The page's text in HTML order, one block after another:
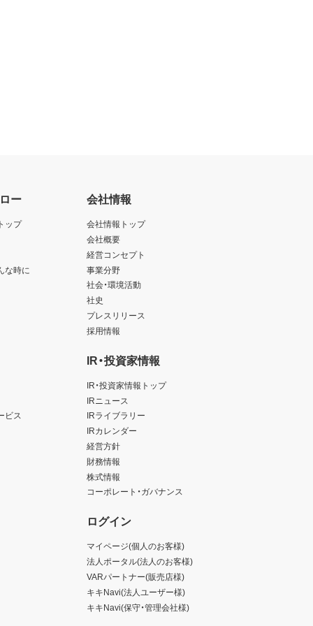
ー
ップ
な時に
ビス
会社情報
会社情報トップ
会社概要
経営コンセプト
事業分野
社会・環境活動
社史
プレスリリース
採用情報
IR・投資家情報
IR・投資家情報トップ
IRニュース
IRライブラリー
IRカレンダー
経営方針
財務情報
株式情報
コーポレート・ガバナンス
ログイン
マイページ(個人のお客様)
法人ポータル(法人のお客様)
VARパートナー(販売店様)
キキNavi(法人ユーザー様)
キキNavi(保守・管理会社様)